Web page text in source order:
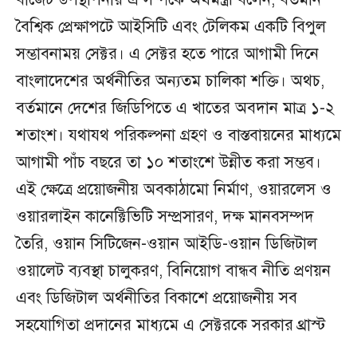
বৈশ্বিক প্রেক্ষাপটে আইসিটি এবং টেলিকম একটি বিপুল
সম্ভাবনাময় সেক্টর। এ সেক্টর হতে পারে আগামী দিনে
বাংলাদেশের অর্থনীতির অন্যতম চালিকা শক্তি। অথচ,
বর্তমানে দেশের জিডিপিতে এ খাতের অবদান মাত্র ১-২
শতাংশ। যথাযথ পরিকল্পনা গ্রহণ ও বাস্তবায়নের মাধ্যমে
আগামী পাঁচ বছরে তা ১০ শতাংশে উন্নীত করা সম্ভব।
এই ক্ষেত্রে প্রয়োজনীয় অবকাঠামো নির্মাণ, ওয়ারলেস ও
ওয়ারলাইন কানেক্টিভিটি সম্প্রসারণ, দক্ষ মানবসম্পদ
তৈরি, ওয়ান সিটিজেন-ওয়ান আইডি-ওয়ান ডিজিটাল
ওয়ালেট ব্যবস্থা চালুকরণ, বিনিয়োগ বান্ধব নীতি প্রণয়ন
এবং ডিজিটাল অর্থনীতির বিকাশে প্রয়োজনীয় সব
সহযোগিতা প্রদানের মাধ্যমে এ সেক্টরকে সরকার থ্রাস্ট